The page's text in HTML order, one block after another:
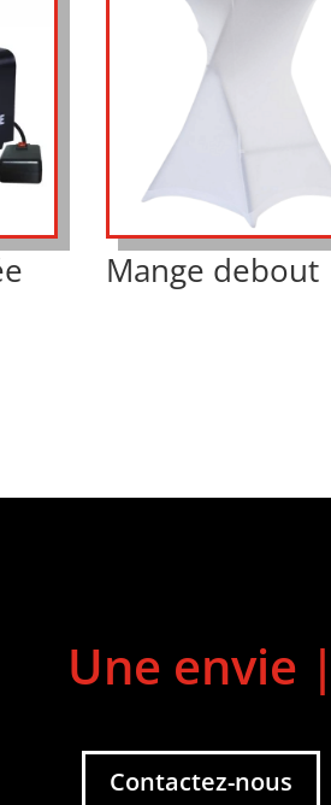
Mange debout
Une|
Contactez-nous